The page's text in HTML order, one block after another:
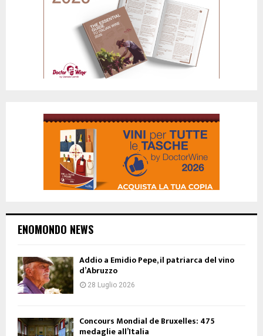
ENOMONDO NEWS
Addio a Emidio Pepe, il patriarca del vino
d’Abruzzo
28 Luglio 2026
Concours Mondial de Bruxelles: 475
medaglie all’Italia